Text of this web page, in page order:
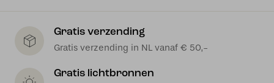
Gratis verzending
Gratis verzending in NL vanaf € 50,-
Gratis lichtbronnen